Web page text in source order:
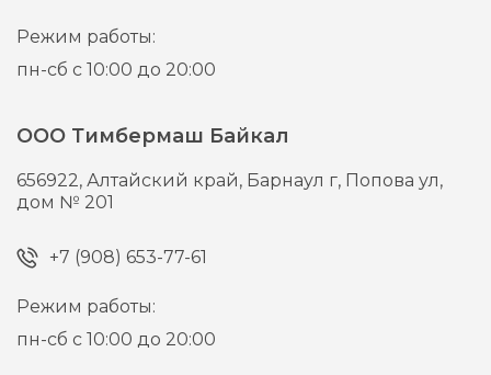
Режим работы:
пн-сб с 10:00 до 20:00
ООО Тимбермаш Байкал
656922,Алтайский край, Барнаул г, Попова ул,
дом № 201
+7 (908) 653-77-61
Режим работы:
пн-сб с 10:00 до 20:00